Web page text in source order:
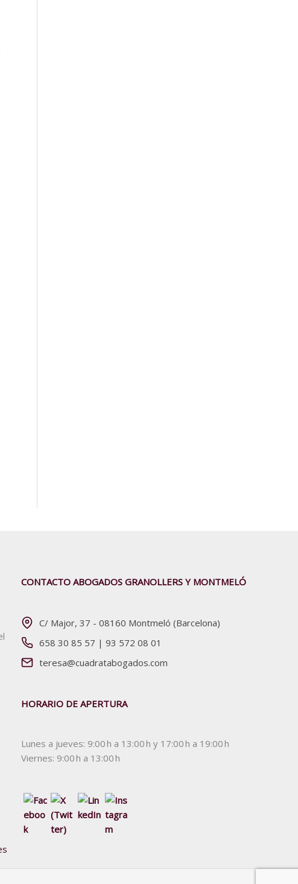
CONTACTO ABOGADOS GRANOLLERS Y MONTMELÓ
C/ Major, 37 - 08160 Montmeló (Barcelona)
658 30 85 57 |93 572 08 01
teresa@cuadratabogados.com
HORARIO DE APERTURA
Lunes a jueves: 9:00 h a 13:00 h y 17:00 h a 19:00 h
Viernes: 9:00 h a 13:00 h